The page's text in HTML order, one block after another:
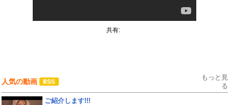
共有:
人気の動画
もっと見
る
ご紹介します!!!